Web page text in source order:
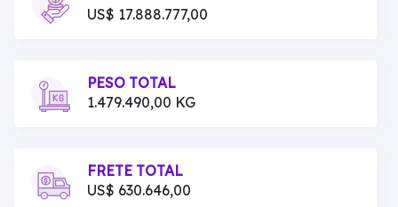
US$ 17.888.777,00
PESO TOTAL
1.479.490,00 KG
FRETE TOTAL
US$ 630.646,00